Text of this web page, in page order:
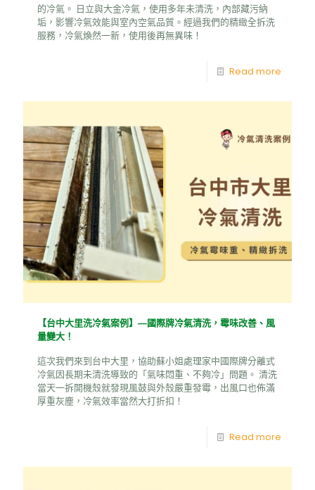
的冷氣。 日立與大金冷氣，使用多年未清洗，內部藏污納
垢，影響冷氣效能與室內空氣品質。經過我們的精緻全拆洗
服務，冷氣煥然一新，使用後再無異味！
Read more
【台中大里洗冷氣案例】—國際牌冷氣清洗，霉味改善、風
量變大！
這次我們來到台中大里，協助蘇小姐處理家中國際牌分離式
冷氣因長期未清洗導致的「氣味悶重、不夠冷」問題。 清洗
當天一拆開機殼就發現風鼓與外殼嚴重發霉，出風口也佈滿
厚重灰塵，冷氣效率當然大打折扣！
Read more